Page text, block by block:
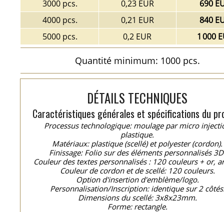
3000 pcs.
0,23 EUR
690
4000 pcs.
0,21 EUR
840
5000 pcs.
0,2 EUR 1 000
Quantité minimum: 1000 pcs.
DÉTAILS TECHNIQUES
Caractéristiques générales et spécifications du
Processus technologique: moulage par micro
plastique.
Matériaux: plastique (scellé) et polyester (cordon).
Finissage: Folio sur des éléments personnalisés
Couleur des textes personnalisés : 120 couleurs + or,
Couleur de cordon et de scellé: 120 couleurs.
Option d'insertion d'emblème/logo.
Personnalisation/Inscription: identique sur 2
Dimensions du scellé: 3x8x23mm.
Forme: rectangle.